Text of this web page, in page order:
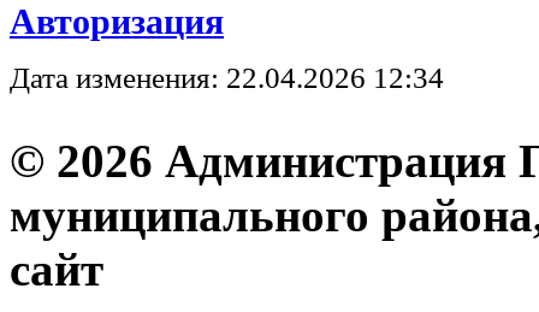
Авторизация
Дата изменения: 22.04.2026 12:34
© 2026 Администрация
муниципального